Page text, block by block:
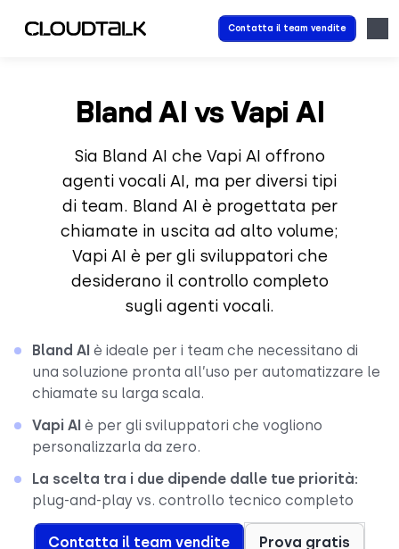
Contatta il team vendite
Bland AI vs Vapi AI
Sia Bland AI che Vapi AI offrono
agenti vocali AI, ma per diversi tipi
di team. Bland AI è progettata per
chiamate in uscita ad alto volume;
Vapi AI è per gli sviluppatori che
desiderano il controllo completo
sugli agenti vocali.
Bland AI è ideale per i team che necessitano di
una soluzione pronta all’uso per automatizzare le
chiamate su larga scala.
Vapi AI è per gli sviluppatori che vogliono
personalizzarla da zero.
La scelta tra i due dipende dalle tue priorità:
plug-and-play vs. controllo tecnico completo
Contatta il team vendite Prova gratis